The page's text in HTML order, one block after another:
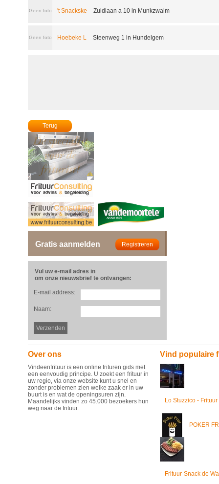
Geen foto 't Snackske Zuidlaan a 10 in Munkzwalm
Geen foto Hoebeke L Steenweg 1 in Hundelgem
Terug
Gratis aanmelden
Vul uw e-mail adres in
om onze nieuwsbrief te ontvangen:
E-mail address:
Naam:
Over ons
Vindeenfrituur is een online frituren gids met
een eenvoudig principe. U zoekt een frituur in
uw regio, via onze website kunt u snel en
zonder problemen zien welke zaak er in uw
buurt is en wat de openingsuren zijn.
Maandelijks vinden zo 45.000 bezoekers hun
weg naar de frituur.
Vind populaire
Lo Stuzzico -
POKER
Frituur-Snack de